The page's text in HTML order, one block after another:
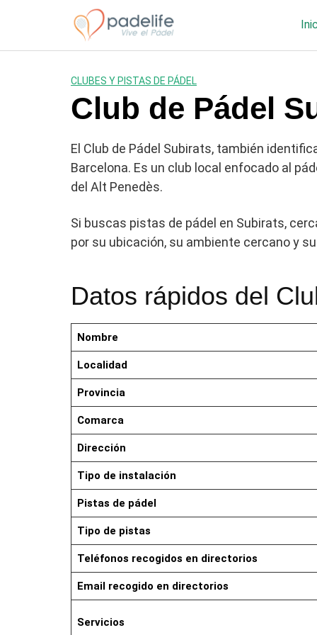
CLUBES Y PISTAS DE PÁDEL
Club de Pádel
El Club de Pádel Subirats, también
Barcelona. Es un club local enfocado al
del Alt Penedès.
Si buscas pistas de pádel en Subirats,
por su ubicación, su ambiente cercano y
Datos rápidos del
Nombre
Localidad
Provincia
Comarca
Dirección
Tipo de instalación
Pistas de pádel
Tipo de pistas
Teléfonos recogidos en directorios
Email recogido en directorios
Servicios